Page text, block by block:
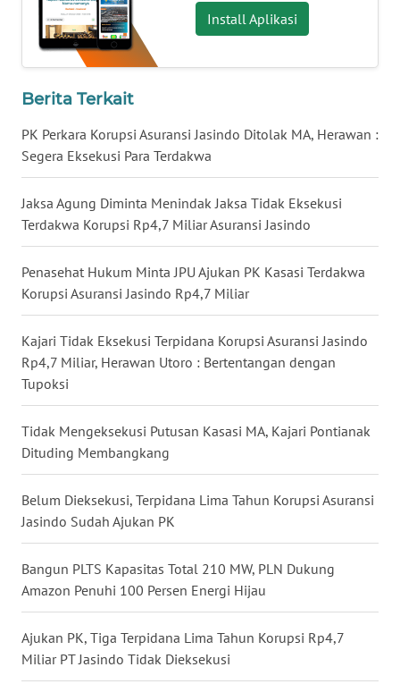
Install Aplikasi
Berita Terkait
PK Perkara Korupsi Asuransi Jasindo Ditolak MA, Herawan :
Segera Eksekusi Para Terdakwa
Jaksa Agung Diminta Menindak Jaksa Tidak Eksekusi
Terdakwa Korupsi Rp4,7 Miliar Asuransi Jasindo
Penasehat Hukum Minta JPU Ajukan PK Kasasi Terdakwa
Korupsi Asuransi Jasindo Rp4,7 Miliar
Kajari Tidak Eksekusi Terpidana Korupsi Asuransi Jasindo
Rp4,7 Miliar, Herawan Utoro : Bertentangan dengan
Tupoksi
Tidak Mengeksekusi Putusan Kasasi MA, Kajari Pontianak
Dituding Membangkang
Belum Dieksekusi, Terpidana Lima Tahun Korupsi Asuransi
Jasindo Sudah Ajukan PK
Bangun PLTS Kapasitas Total 210 MW, PLN Dukung
Amazon Penuhi 100 Persen Energi Hijau
Ajukan PK, Tiga Terpidana Lima Tahun Korupsi Rp4,7
Miliar PT Jasindo Tidak Dieksekusi
ADVOKAT
WAHANA
KONSUMEN
LISTRIK
TRAVEL
WAHANA
TV
WAHANANEWS
ID
WAHANANEWS
CO ID
WAHANANEWS
WAHANA
WAHANA